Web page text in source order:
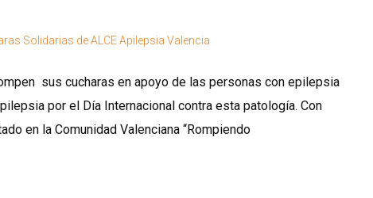
sus cucharas en apoyo de las personas con epilepsia
por el Día Internacional contra esta patología. Con
en la Comunidad Valenciana “Rompiendo